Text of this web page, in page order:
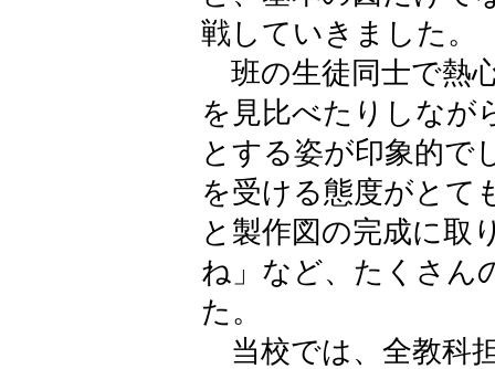
戦していきました。
班の生徒同士で熱
を見比べたりしなが
とする姿が印象的で
を受ける態度がとて
と製作図の完成に取
ね」など、たくさん
た。
当校では、全教科